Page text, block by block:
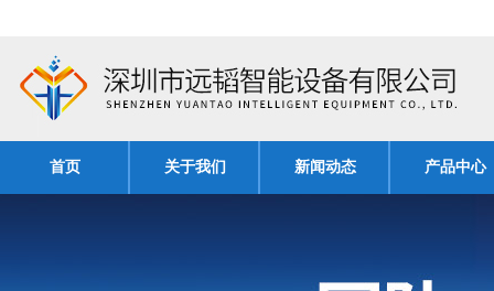
首页 关于我们 新闻动态 产品中心